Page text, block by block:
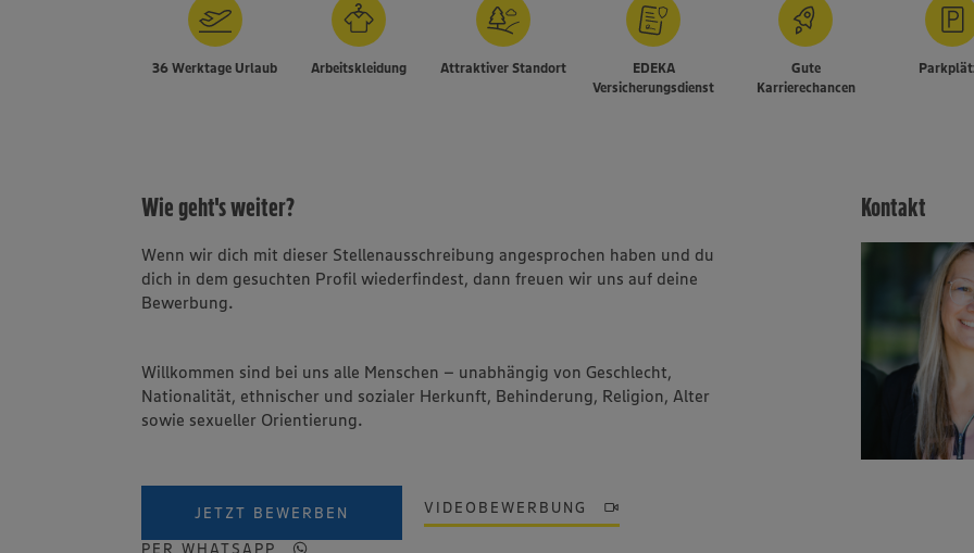
36 Werktage Urlaub Arbeitskleidung Attraktiver Standort
EDEKA
Versicherungsdienst
Gute
Karrierechancen
Wie geht's weiter?
Wenn wir dich mit dieser Stellenausschreibung angesprochen haben und du
dich in dem gesuchten Profil wiederfindest, dann freuen wir uns auf deine
Bewerbung.
Willkommen sind bei uns alle Menschen – unabhängig von Geschlecht,
Nationalität, ethnischer und sozialer Herkunft, Behinderung, Religion, Alter
sowie sexueller Orientierung.
JETZT BEWERBEN VIDEOBEWERBUNG
PER WHATSAPP
Kontakt